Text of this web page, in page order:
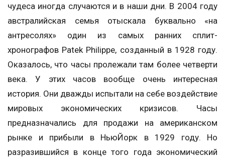
чудеса иногда случаются и в наши дни. В 2004 году
австралийская семья отыскала буквально «на
антресолях» один из самых ранних сплит-
хронографов Patek Philippe, созданный в 1928 году.
Оказалось, что часы пролежали там более четверти
века. У этих часов вообще очень интересная
история. Они дважды испытали на себе воздействие
мировых экономических кризисов. Часы
предназначались для продажи на американском
рынке и прибыли в НьюЙорк в 1929 году. Но
разразившийся в конце того года экономический